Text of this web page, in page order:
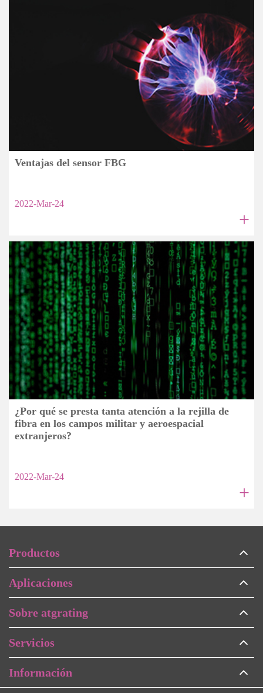
Ventajas del sensor FBG
2022-Mar-24
+
¿Por qué se presta tanta atención a la rejilla de
fibra en los campos militar y aeroespacial
extranjeros?
2022-Mar-24
+
Productos
Aplicaciones
Sobre atgrating
Servicios
Información